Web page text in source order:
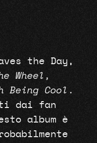
the Day,
Wheel,
Being Cool .
dai fan
album è